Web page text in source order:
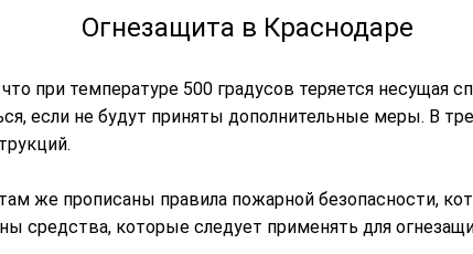
Огнезащита в Краснодаре
при температуре 500 градусов теряется несущая
если не будут приняты дополнительные меры. В
же прописаны правила пожарной безопасности,
средства, которые следует применять для